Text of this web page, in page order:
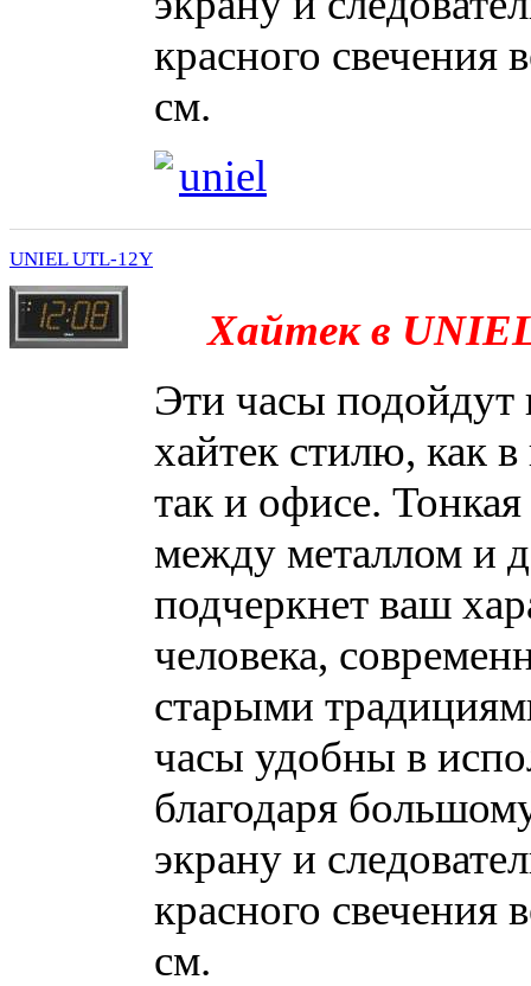
красного свечения
см.
uniel
UNIEL UTL-12Y
Хайтек в
Эти часы
хайтек стилю, как
так и офисе. Тонкая
между металлом и
подчеркнет ваш
человека,
старыми
часы удобны в
благодаря
экрану и
красного свечения
см.